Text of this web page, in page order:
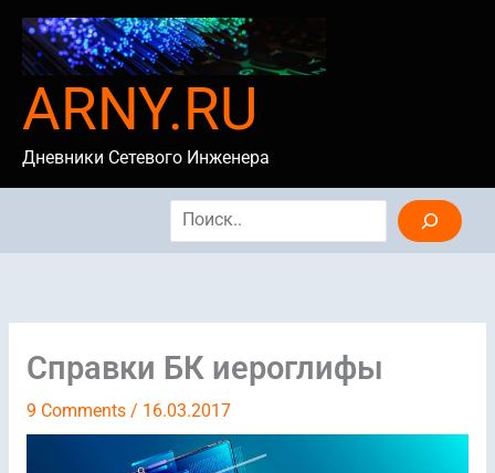
content
ARNY.RU
Дневники Сетевого Инженера
Search
Cправки БК иероглифы
9 Comments / 16.03.2017